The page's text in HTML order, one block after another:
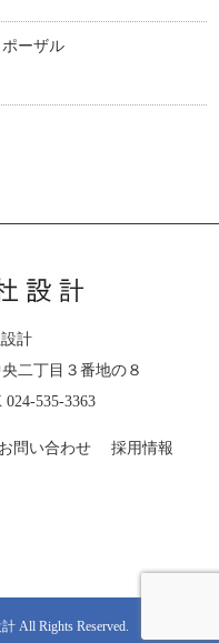
ーザル
計
二丁目３番地の８
535-3363
お問い合わせ 採用情報
All Rights Reserved.